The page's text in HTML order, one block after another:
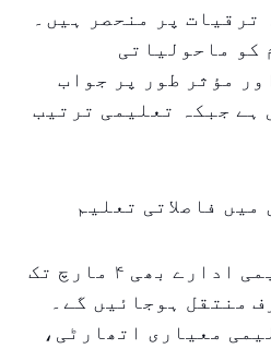
پر منحصر ہیں۔
کو ماحولیاتی
مؤثر طور پر جواب
ہے جبکہ تعلیمی ترتیب
فاصلاتی تعلیم
دبئی میں، نجی تعلیمی ادارے بھی ۴ مارچ تک
منتقل ہوجائیں گے۔
معیاری اتھارٹی،